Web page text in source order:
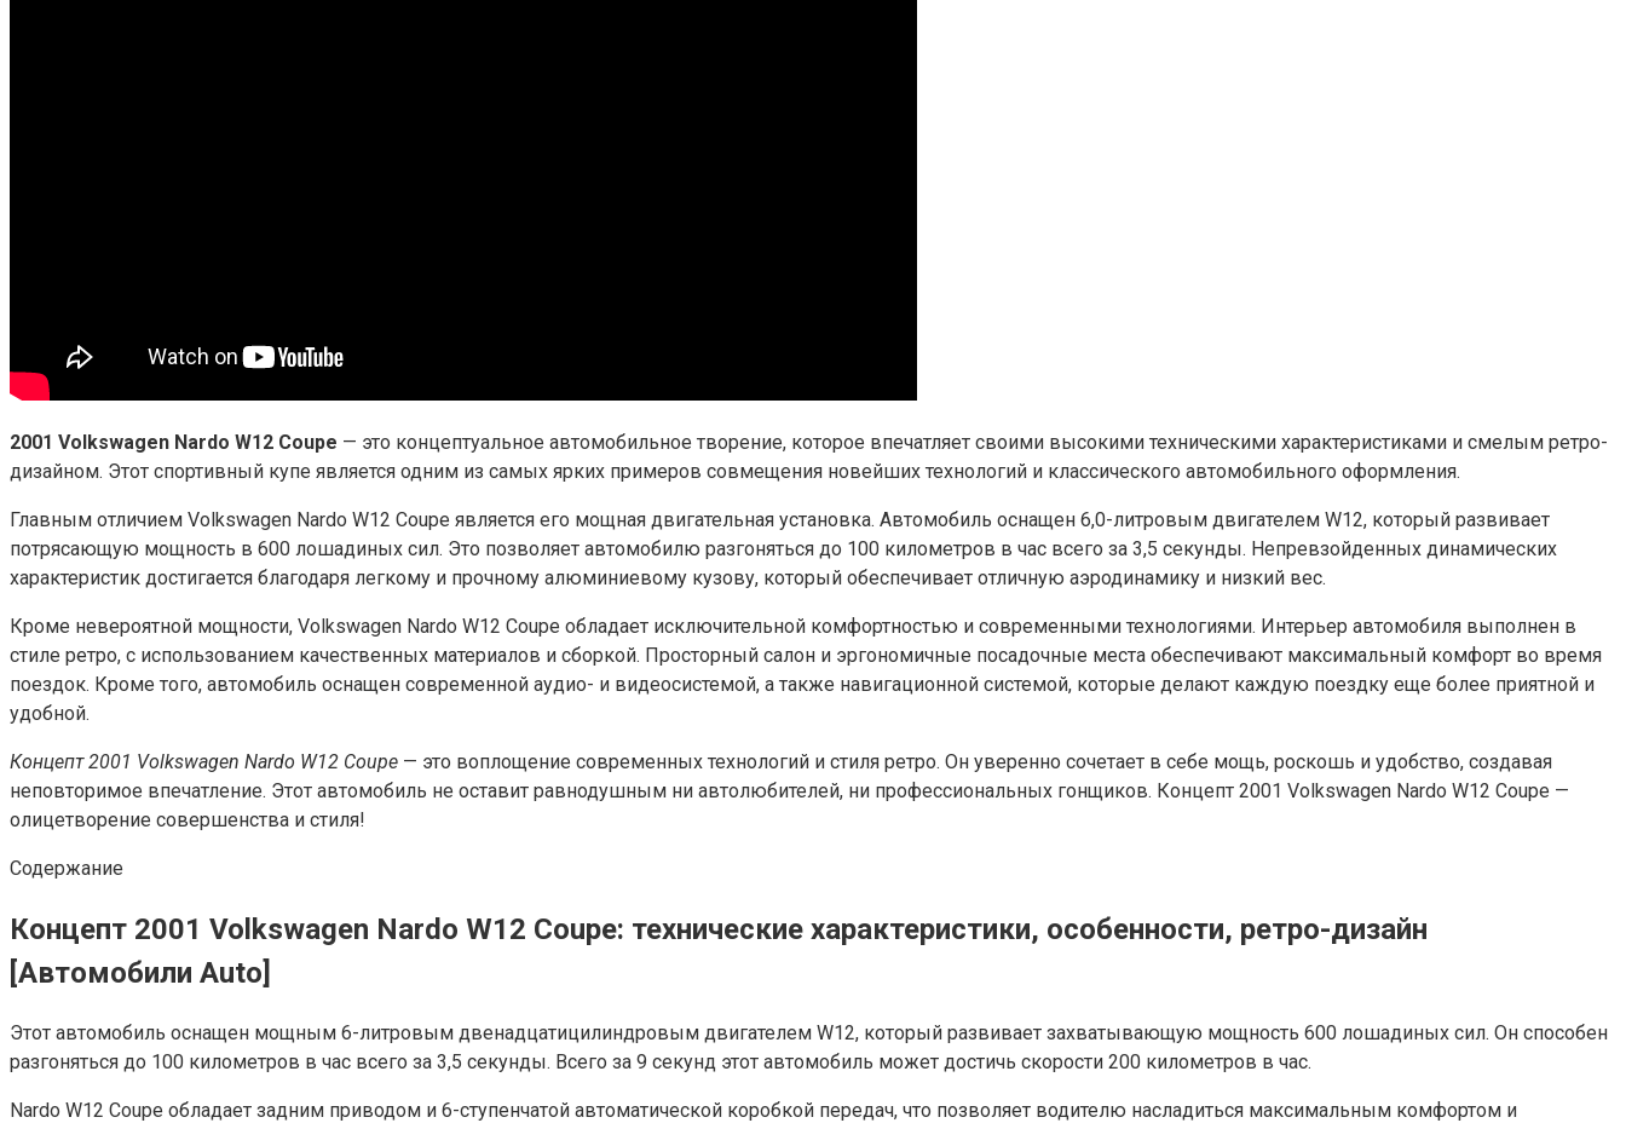
2001 Volkswagen Nardo W12 Coupe — это концептуальное автомобильное творение, которое впечатляет своими высокими техническими характеристиками и смелым ретро-
дизайном. Этот спортивный купе является одним из самых ярких примеров совмещения новейших технологий и классического автомобильного оформления.
Главным отличием Volkswagen Nardo W12 Coupe является его мощная двигательная установка. Автомобиль оснащен 6,0-литровым двигателем W12, который развивает
потрясающую мощность в 600 лошадиных сил. Это позволяет автомобилю разгоняться до 100 километров в час всего за 3,5 секунды. Непревзойденных динамических
характеристик достигается благодаря легкому и прочному алюминиевому кузову, который обеспечивает отличную аэродинамику и низкий вес.
Кроме невероятной мощности, Volkswagen Nardo W12 Coupe обладает исключительной комфортностью и современными технологиями. Интерьер автомобиля выполнен в
стиле ретро, с использованием качественных материалов и сборкой. Просторный салон и эргономичные посадочные места обеспечивают максимальный комфорт во время
поездок. Кроме того, автомобиль оснащен современной аудио- и видеосистемой, а также навигационной системой, которые делают каждую поездку еще более приятной и
удобной.
Концепт 2001 Volkswagen Nardo W12 Coupe — это воплощение современных технологий и стиля ретро. Он уверенно сочетает в себе мощь, роскошь и удобство, создавая
неповторимое впечатление. Этот автомобиль не оставит равнодушным ни автолюбителей, ни профессиональных гонщиков. Концепт 2001 Volkswagen Nardo W12 Coupe —
олицетворение совершенства и стиля!
Содержание
Концепт 2001 Volkswagen Nardo W12 Coupe: технические характеристики, особенности, ретро-дизайн
[Автомобили Auto]
Этот автомобиль оснащен мощным 6-литровым двенадцатицилиндровым двигателем W12, который развивает захватывающую мощность 600 лошадиных сил. Он способен
разгоняться до 100 километров в час всего за 3,5 секунды. Всего за 9 секунд этот автомобиль может достичь скорости 200 километров в час.
Nardo W12 Coupe обладает задним приводом и 6-ступенчатой автоматической коробкой передач, что позволяет водителю насладиться максимальным комфортом и